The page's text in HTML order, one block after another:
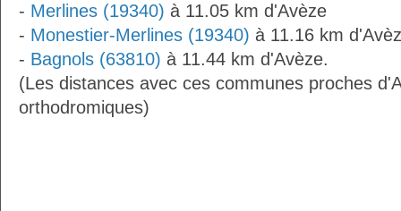
- Merlines (19340) à 11.05 km d'Avèze
- Monestier-Merlines (19340) à 11.16 km
- Bagnols (63810) à 11.44 km d'Avèze.
(Les distances avec ces communes proches
orthodromiques)